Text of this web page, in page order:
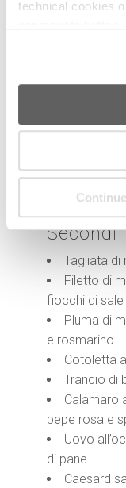
technical cookies
Tagliolini
Reginette
Spaghetto
e
Paccheri
mozzarella di
Secondi
Tagliata di
Filetto di
fiocchi di sale
Pluma di
e rosmarino
Cotoletta
Trancio di
Calamaro
pepe rosa e
Uovo
di pane
Caesard